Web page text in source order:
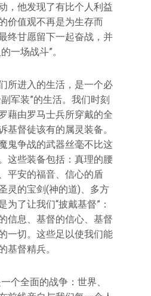
，他发现了有比个人利益
价值观不再是为生存而
终甘愿留下一起奋战，并
一场战斗”。
所进入的生活，是一个必
军装”的生活。我们时刻
藉由罗马士兵所穿戴的全
基督徒该有的属灵装备。
鬼争战的武器丝毫不比这
这些装备包括：真理的腰
平安的福音、信心的盾
灵的宝剑(神的道)、多方
为了让我们“披戴基督”：
信息、基督的信心、基督
一切。这些足以使我们能
基督精兵。
个全面的战争：世界、